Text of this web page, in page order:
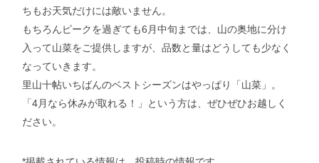
ちもお天気だけには敵いません。
もちろんピークを過ぎても6月中旬までは、山の奥地に分け
入って山菜をご提供しますが、品数と量はどうしても少なく
なっていきます。
里山十帖いちばんのベストシーズンはやっぱり「山菜」。
「4月なら休みが取れる！」という方は、ぜひぜひお越しく
ださい。